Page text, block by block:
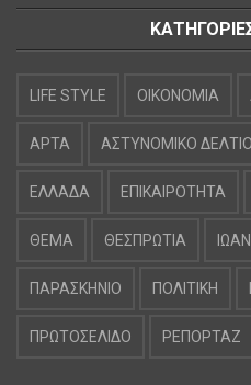
LIFE STYLE OIKONOMIA
ΑΡΤΑ ΑΣΤΥΝΟΜΙΚΟ ΔΕΛΤΙΟ
ΕΛΛΑΔΑ ΕΠΙΚΑΙΡΟΤΗΤΑ
ΘΕΜΑ ΘΕΣΠΡΩΤΙΑ
ΠΑΡΑΣΚΗΝΙΟ ΠΟΛΙΤΙΚΗ
ΠΡΩΤΟΣΕΛΙΔΟ ΡΕΠΟΡΤΑΖ